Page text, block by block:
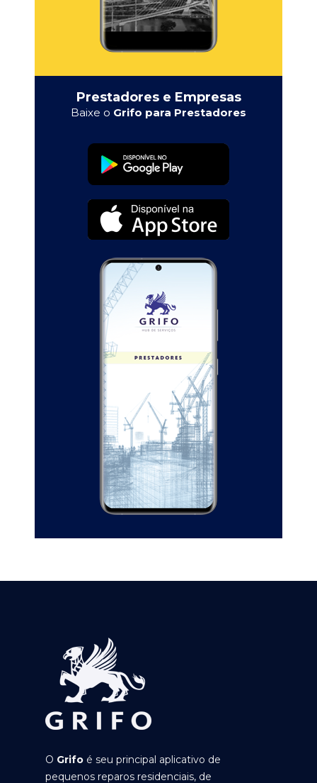
Prestadores e Empresas
Baixe o Grifo para Prestadores
O Grifo é seu principal aplicativo de
pequenos reparos residenciais, de